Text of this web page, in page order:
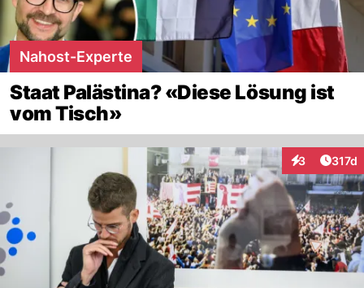
Nahost-Experte
Staat Palästina? «Diese Lösung ist
vom Tisch»
3
Interaktionen
317d